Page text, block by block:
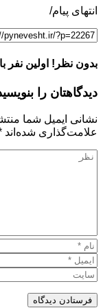
انتهای پیام/
بدون نظر! اولین نفر
دیدگاهتان را
نشانی ایمیل شما
علامت‌گذاری شده‌اند